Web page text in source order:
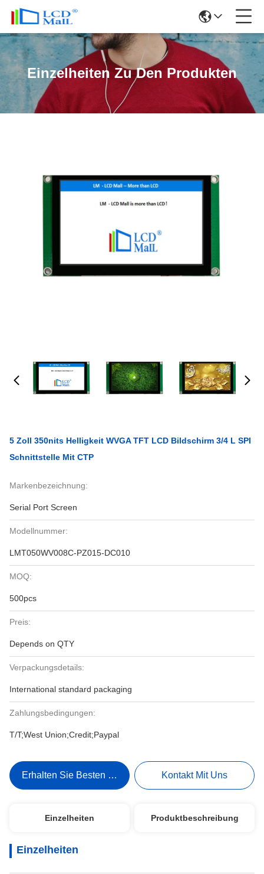
Einzelheiten Zu Den Produkten
5 Zoll 350nits Helligkeit WVGA TFT LCD Bildschirm 3/4 L SPI
Schnittstelle Mit CTP
Markenbezeichnung:
Serial Port Screen
Modellnummer:
LMT050WV008C-PZ015-DC010
MOQ:
500pcs
Preis:
Depends on QTY
Verpackungsdetails:
International standard packaging
Zahlungsbedingungen:
T/T;West Union;Credit;Paypal
Erhalten Sie Besten Preis Kontakt Mit Uns
Einzelheiten Produktbeschreibung
Einzelheiten